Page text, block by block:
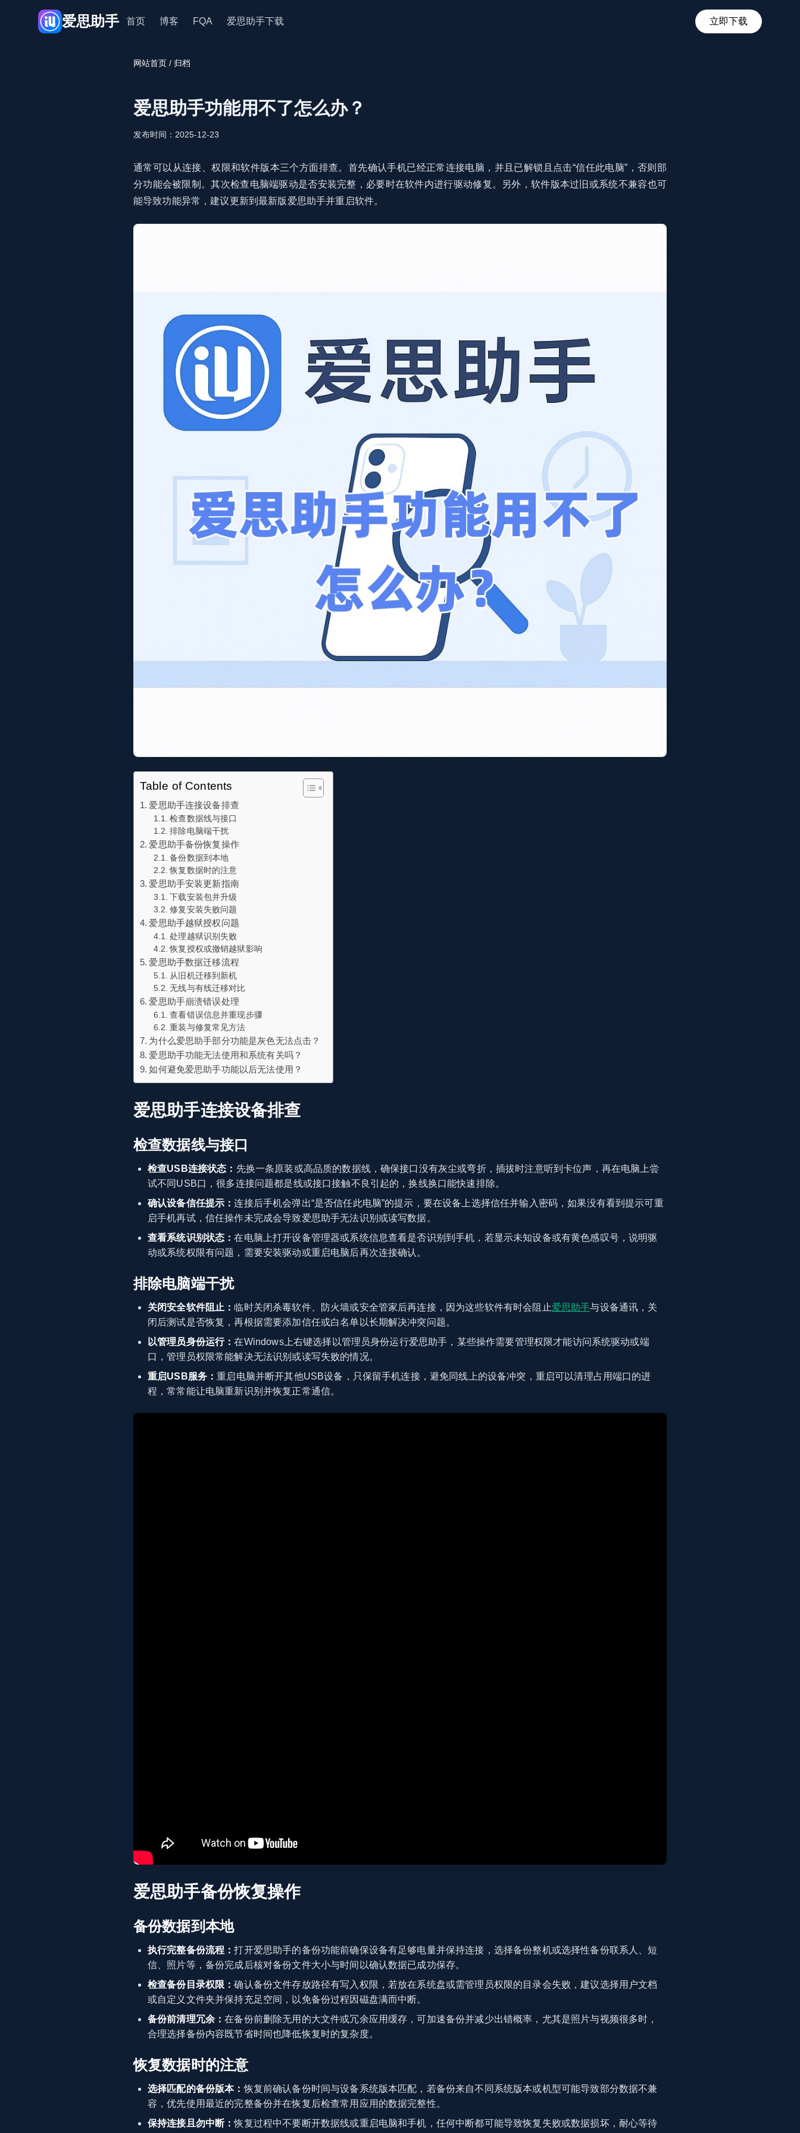
爱思助手 首页 博客 FQA 爱思助手下载 立即下载
网站首页 / 归档
爱思助手功能用不了怎么办？
发布时间：2025-12-23
通常可以从连接、权限和软件版本三个方面排查。首先确认手机已经正常连接电脑，并且已解锁且点击“信任此电脑”，否则部
分功能会被限制。其次检查电脑端驱动是否安装完整，必要时在软件内进行驱动修复。另外，软件版本过旧或系统不兼容也可
能导致功能异常，建议更新到最新版爱思助手并重启软件。
Table of Contents
爱思助手连接设备排查
检查数据线与接口
排除电脑端干扰
爱思助手备份恢复操作
备份数据到本地
恢复数据时的注意
爱思助手安装更新指南
下载安装包并升级
修复安装失败问题
爱思助手越狱授权问题
处理越狱识别失败
恢复授权或撤销越狱影响
爱思助手数据迁移流程
从旧机迁移到新机
无线与有线迁移对比
爱思助手崩溃错误处理
查看错误信息并重现步骤
重装与修复常见方法
为什么爱思助手部分功能是灰色无法点击？
爱思助手功能无法使用和系统有关吗？
如何避免爱思助手功能以后无法使用？
爱思助手连接设备排查
检查数据线与接口
检查USB连接状态： 先换一条原装或高品质的数据线，确保接口没有灰尘或弯折，插拔时注意听到卡位声，再在电脑上尝
试不同USB口，很多连接问题都是线或接口接触不良引起的，换线换口能快速排除。
确认设备信任提示：连接后手机会弹出“是否信任此电脑”的提示，要在设备上选择信任并输入密码，如果没有看到提示可重
启手机再试，信任操作未完成会导致爱思助手无法识别或读写数据。
查看系统识别状态：在电脑上打开设备管理器或系统信息查看是否识别到手机，若显示未知设备或有黄色感叹号，说明驱
动或系统权限有问题，需要安装驱动或重启电脑后再次连接确认。
排除电脑端干扰
关闭安全软件阻止： 临时关闭杀毒软件、防火墙或安全管家后再连接，因为这些软件有时会阻止爱思助手与设备通讯，关
闭后测试是否恢复，再根据需要添加信任或白名单以长期解决冲突问题。
以管理员身份运行：在Windows上右键选择以管理员身份运行爱思助手，某些操作需要管理权限才能访问系统驱动或端
口，管理员权限常能解决无法识别或读写失败的情况。
重启USB服务：重启电脑并断开其他USB设备，只保留手机连接，避免同线上的设备冲突，重启可以清理占用端口的进
程，常常能让电脑重新识别并恢复正常通信。
爱思助手备份恢复操作
备份数据到本地
执行完整备份流程：打开爱思助手的备份功能前确保设备有足够电量并保持连接，选择备份整机或选择性备份联系人、短
信、照片等，备份完成后核对备份文件大小与时间以确认数据已成功保存。
检查备份目录权限：确认备份文件存放路径有写入权限，若放在系统盘或需管理员权限的目录会失败，建议选择用户文档
或自定义文件夹并保持充足空间，以免备份过程因磁盘满而中断。
备份前清理冗余：在备份前删除无用的大文件或冗余应用缓存，可加速备份并减少出错概率，尤其是照片与视频很多时，
合理选择备份内容既节省时间也降低恢复时的复杂度。
恢复数据时的注意
选择匹配的备份版本：恢复前确认备份时间与设备系统版本匹配，若备份来自不同系统版本或机型可能导致部分数据不兼
容，优先使用最近的完整备份并在恢复后检查常用应用的数据完整性。
保持连接且勿中断：恢复过程中不要断开数据线或重启电脑和手机，任何中断都可能导致恢复失败或数据损坏，耐心等待